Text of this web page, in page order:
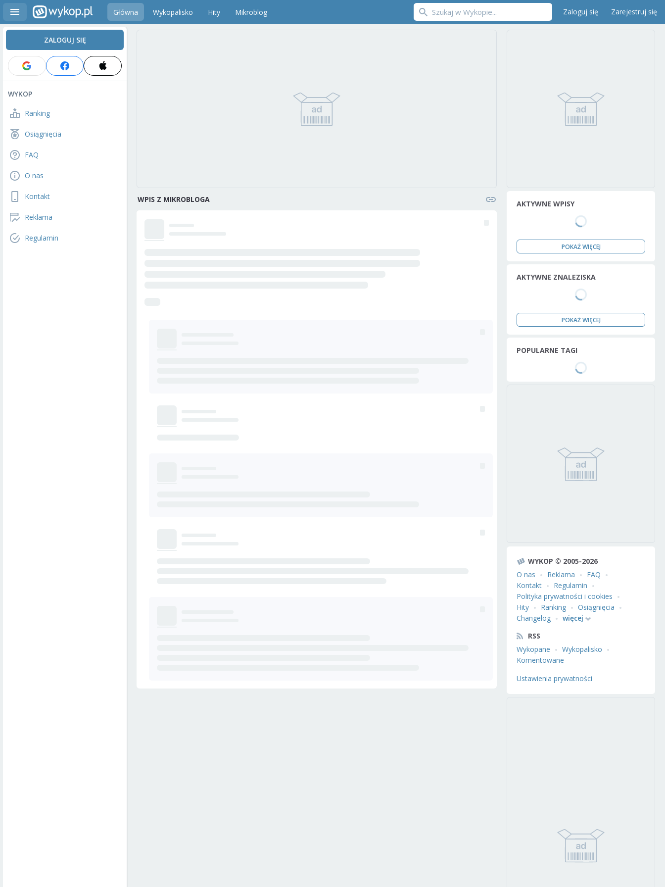
Główna Wykopalisko Hity Mikroblog Zaloguj się Zarejestruj się
ZALOGUJ SIĘ
WYKOP
Ranking
Osiągnięcia
FAQ
O nas
Kontakt
Reklama
Regulamin
WPIS Z MIKROBLOGA AKTYWNE WPISY
POKAŻ WIĘCEJ
AKTYWNE ZNALEZISKA
POKAŻ WIĘCEJ
POPULARNE TAGI
WYKOP © 2005-2026
O nas
Reklama
FAQ
Kontakt
Regulamin
Polityka prywatności i cookies
Hity
Ranking
Osiągnięcia
Changelog
więcej
RSS
Wykopane
Wykopalisko
Komentowane
Ustawienia prywatności